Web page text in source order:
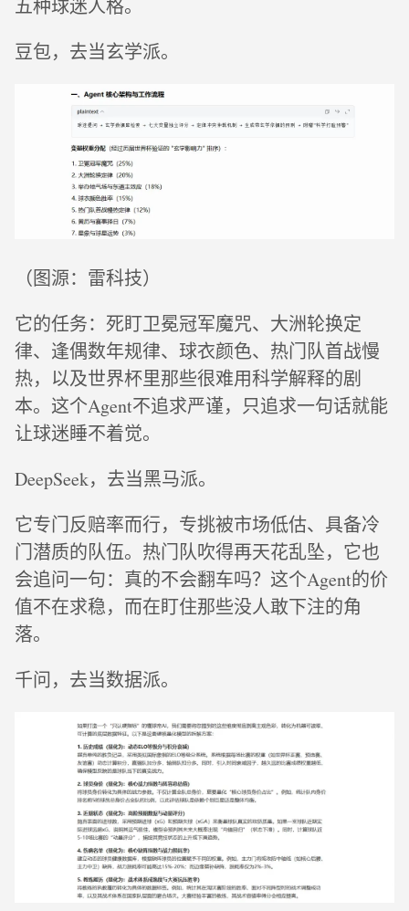
五种球迷人格。
豆包，去当玄学派。
（图源：雷科技）
它的任务：死盯卫冕冠军魔咒、大洲轮换定
律、逢偶数年规律、球衣颜色、热门队首战慢
热，以及世界杯里那些很难用科学解释的剧
本。这个Agent不追求严谨，只追求一句话就能
让球迷睡不着觉。
DeepSeek，去当黑马派。
它专门反赔率而行，专挑被市场低估、具备冷
门潜质的队伍。热门队吹得再天花乱坠，它也
会追问一句：真的不会翻车吗？这个Agent的价
值不在求稳，而在盯住那些没人敢下注的角
落。
千问，去当数据派。